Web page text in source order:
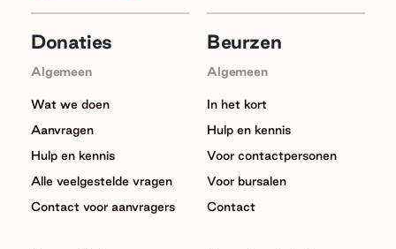
Donaties
Algemeen
Wat we doen
Aanvragen
Hulp en kennis
Alle veelgestelde vragen
Contact voor aanvragers
Beurzen
Algemeen
In het kort
Hulp en kennis
Voor contactpersonen
Voor bursalen
Contact